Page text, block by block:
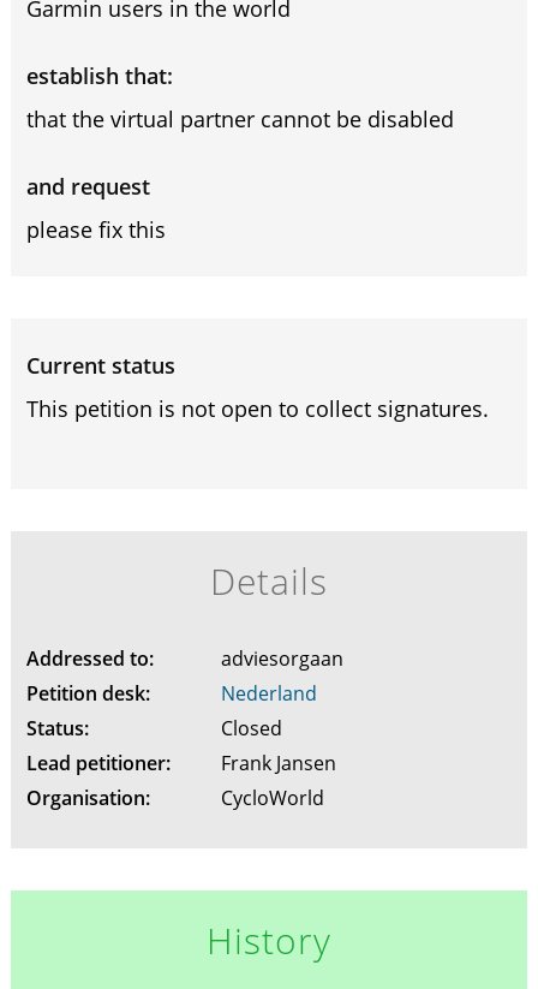
Garmin users in the world
establish that:
that the virtual partner cannot be disabled
and request
please fix this
Current status
This petition is not open to collect signatures.
Details
Addressed to:
adviesorgaan
Petition desk:
Nederland
Status:
Closed
Lead petitioner:
Frank Jansen
Organisation:
CycloWorld
History